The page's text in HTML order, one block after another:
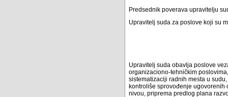
Predsednik poverava upravitelju
Upravitelj suda za poslove koji su
Upravitelj suda obavlja poslove
organizaciono-tehničkim
sistematizaciji radnih mesta u
kontroliše sprovođenje ugovorenih
nivou, priprema predlog plana